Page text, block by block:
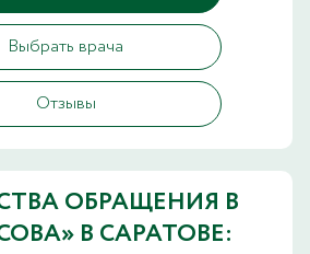
Выбрать врача
Отзывы
ОБРАЩЕНИЯ В
В САРАТОВЕ: